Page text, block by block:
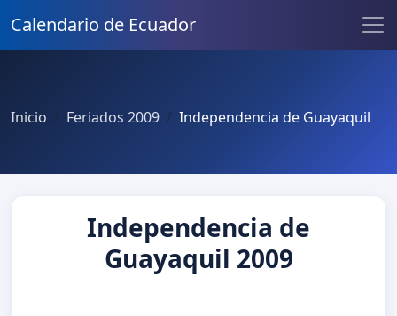
Calendario de Ecuador
Inicio Feriados 2009 Independencia de Guayaquil
Independencia de
Guayaquil 2009